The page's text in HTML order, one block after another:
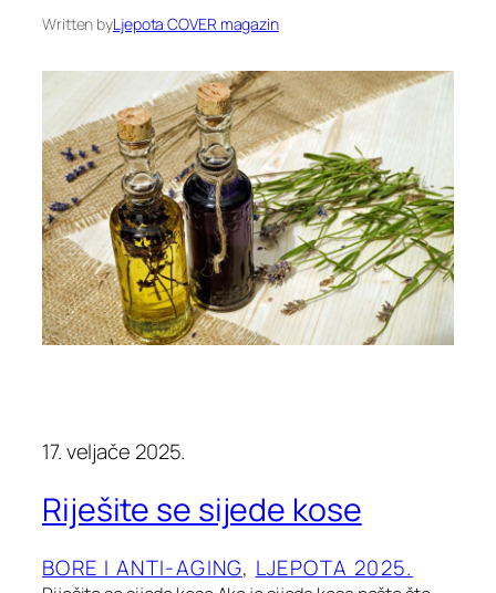
Written byLjepota COVER magazin
17. veljače 2025.
Riješite se sijede kose
BORE I ANTI-AGING, LJEPOTA 2025.